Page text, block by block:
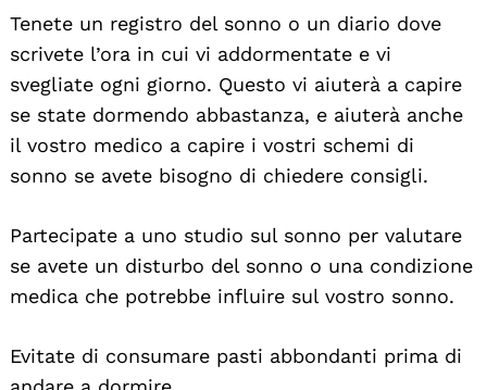
Tenete un registro del sonno o un diario dove
scrivete l’ora in cui vi addormentate e vi
svegliate ogni giorno. Questo vi aiuterà a capire
se state dormendo abbastanza, e aiuterà anche
il vostro medico a capire i vostri schemi di
sonno se avete bisogno di chiedere consigli.
Partecipate a uno studio sul sonno per valutare
se avete un disturbo del sonno o una condizione
medica che potrebbe influire sul vostro sonno.
Evitate di consumare pasti abbondanti prima di